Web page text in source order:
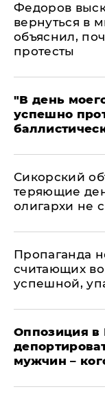
Федоров
вернуться в
объяснил,
протесты
​"В день
успешно
Сикорский
теряющие
олигархи не
​Пропаганда
считающих
успешной,
Оппозиция
мужчин –